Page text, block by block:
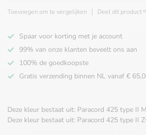
Toevoegen om te vergelijken Deel dit product
Spaar voor korting met je account
99% van onze klanten beveelt ons aan
100% de goedkoopste
Gratis verzending binnen NL vanaf €
Deze kleur bestaat uit: Paracord 425 type II
Deze kleur bestaat uit: Paracord 425 type II